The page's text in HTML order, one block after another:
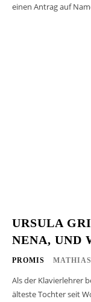
einen Antrag auf
URSULA
NENA, UND
PROMIS
Als der Klavierlehrer
älteste Tochter seit